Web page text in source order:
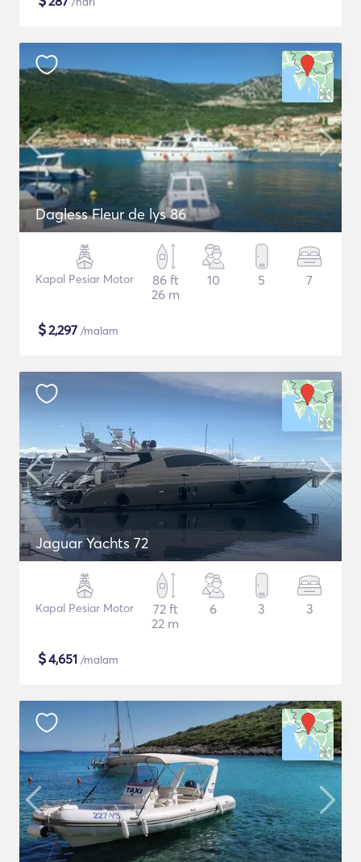
Dagless Fleur de lys 86
Kapal Pesiar Motor
86 ft
26 m
10 5 7
$2,297 /malam
Jaguar Yachts 72
Kapal Pesiar Motor
72 ft
22 m
6 3 3
$4,651 /malam